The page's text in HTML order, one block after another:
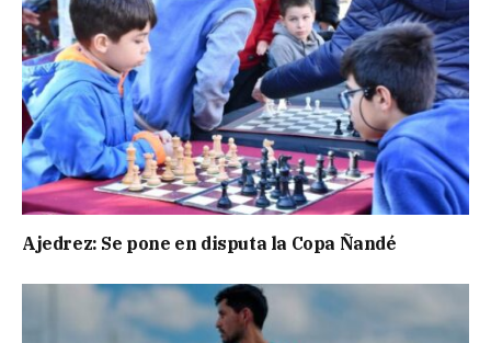
Ajedrez: Se pone en disputa la Copa Ñandé